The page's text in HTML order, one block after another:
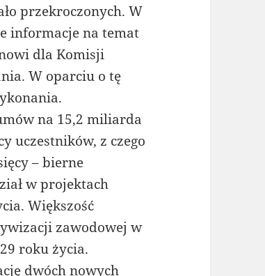
przekroczonych. W
informacje na temat
dla Komisji
W oparciu o tę
na 15,2 miliarda
uczestników, z czego
– bierne
w projektach
Większość
zawodowej w
roku życia.
dwóch nowych